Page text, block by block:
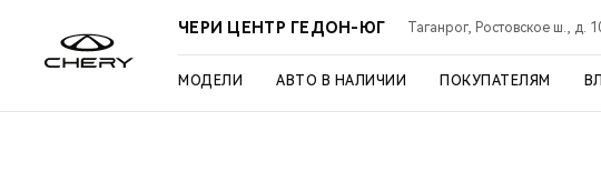
ЧЕРИ ЦЕНТР ГЕДОН-ЮГ Таганрог, Ростовское ш., д.
МОДЕЛИ АВТО В НАЛИЧИИ ПОКУПАТЕЛЯМ